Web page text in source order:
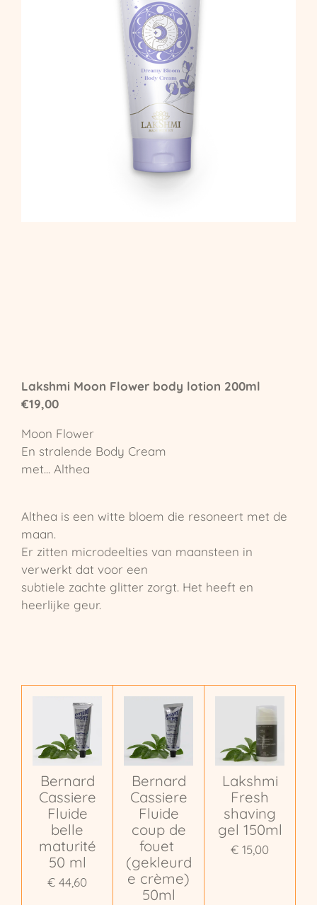
Lakshmi Moon Flower body lotion 200ml
€19,00
Moon Flower
En stralende Body Cream
met... Althea
Althea is een witte bloem die resoneert met de
maan.
Er zitten microdeelties van maansteen in
verwerkt dat voor een
subtiele zachte glitter zorgt. Het heeft en
heerlijke geur.
Bernard
Cassiere
Fluide
belle
maturité
50 ml
€ 44,60
Bernard
Cassiere
Fluide
coup de
fouet
(gekleurd
e crème)
50ml
Lakshmi
Fresh
shaving
gel 150ml
€ 15,00